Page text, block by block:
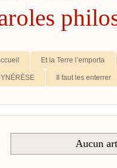
Et la Terre l’emporta
Il faut les enterrer
Aucun